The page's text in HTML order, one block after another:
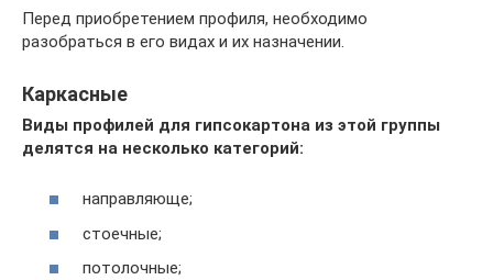
Перед приобретением профиля, необходимо
разобраться в его видах и их назначении.
Каркасные
Виды профилей для гипсокартона из этой группы
делятся на несколько категорий:
направляюще;
стоечные;
потолочные;